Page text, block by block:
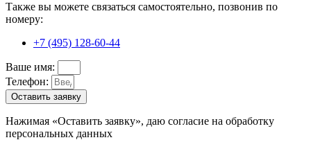
Также вы можете связаться самостоятельно, позвонив по
номеру:
+7 (495) 128-60-44
Ваше имя:
Телефон:
Оставить заявку
Нажимая «Оставить заявку», даю согласие на обработку
персональных данных